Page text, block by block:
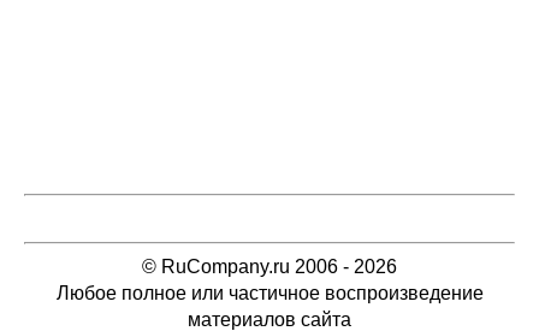
© RuCompany.ru 2006 - 2026
Любое полное или частичное воспроизведение
материалов сайта